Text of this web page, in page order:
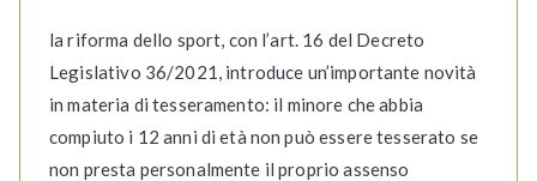
la riforma dello sport, con l’art. 16 del Decreto
Legislativo 36/2021, introduce un’importante novità
in materia di tesseramento: il minore che abbia
compiuto i 12 anni di età non può essere tesserato se
non presta personalmente il proprio assenso